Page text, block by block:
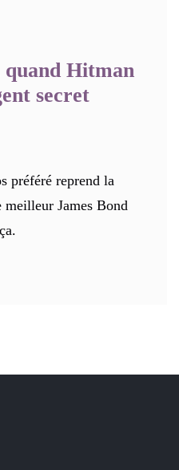
Hitman
secret
préféré reprend la
James Bond